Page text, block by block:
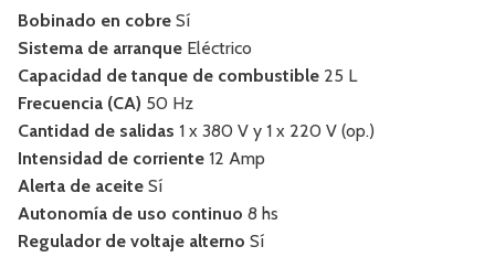
Bobinado en cobre Sí
Sistema de arranque Eléctrico
Capacidad de tanque de combustible 25 L
Frecuencia (CA) 50 Hz
Cantidad de salidas 1 x 380 V y 1 x 220 V (op.)
Intensidad de corriente 12 Amp
Alerta de aceite Sí
Autonomía de uso continuo 8 hs
Regulador de voltaje alterno Sí